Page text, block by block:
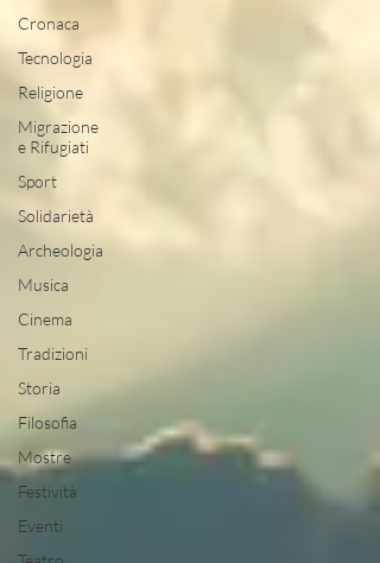
Cronaca
Tecnologia
Religione
Migrazione
e Rifugiati
Sport
Solidarietà
Archeologia
Musica
Cinema
Tradizioni
Storia
Filosofia
Mostre
Festività
Eventi